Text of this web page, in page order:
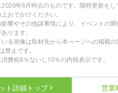
年6月時点のものです。随時更新を
おでかけください。
響やその他諸事情により、イベントの
ります。
る画像は取材先から本ページへの掲載
禁止です。
費税8％ないし10％の内税表示です。
ト詳細 トップ 営業